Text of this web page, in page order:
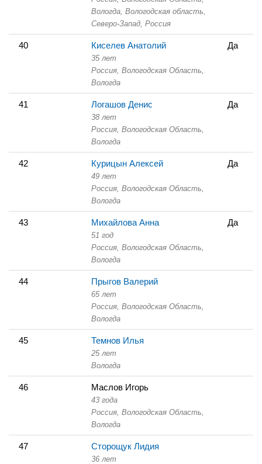
Вологда, Вологодская область,
Северо-Запад, Россия
40 Киселев Анатолий
35 лет
Россия, Вологодская Область,
Вологда
Да
41 Логашов Денис
38 лет
Россия, Вологодская Область,
Вологда
Да
42 Курицын Алексей
49 лет
Россия, Вологодская Область,
Вологда
Да
43 Михайлова Анна
51 год
Россия, Вологодская Область,
Вологда
Да
44 Прыгов Валерий
65 лет
Россия, Вологодская Область,
Вологда
45 Темнов Илья
25 лет
Вологда
46 Маслов Игорь
43 года
Россия, Вологодская Область,
Вологда
47 Сторощук Лидия
36 лет